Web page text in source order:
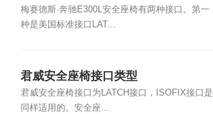
梅赛德斯·奔驰E300L安全座椅有两种接口。第一
种是美国标准接口LAT...
君威安全座椅接口类型
君威安全座椅接口为LATCH接口，ISOFIX接口是
同样适用的。安全座...